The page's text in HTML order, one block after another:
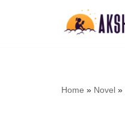
Home » Novel »